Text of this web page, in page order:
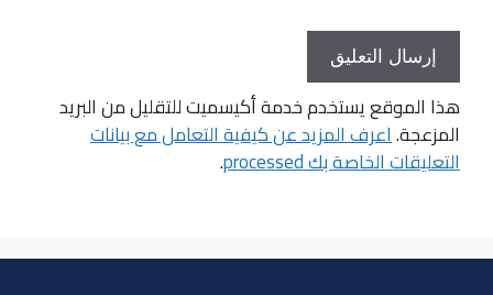
هذا الموقع يستخدم خدمة أكيسميت للتقليل من البريد
المزعجة.اعرف المزيد عن كيفية التعامل مع بيانات
التعليقات الخاصة بك processed .